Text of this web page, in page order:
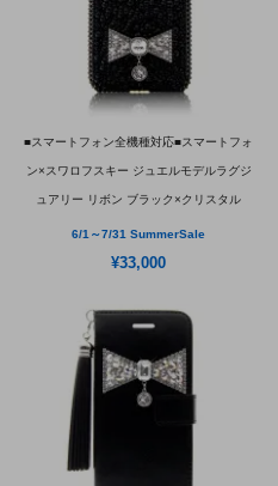
■スマートフォン全機種対応■スマートフォ
ン×スワロフスキー ジュエルモデルラグジ
ュアリー リボン ブラック×クリスタル
6/1～7/31 SummerSale
¥33,000